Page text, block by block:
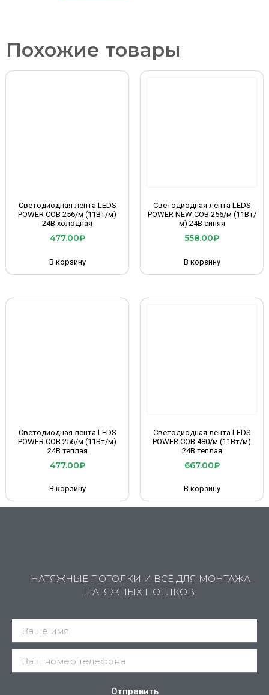
Похожие товары
Светодиодная лента LEDS
POWER COB 256/м (11Вт/м)
24В холодная
477.00₽
В корзину
Светодиодная лента LEDS
POWER NEW COB 256/м (11Вт/
м) 24В синяя
558.00₽
В корзину
Светодиодная лента LEDS
POWER COB 256/м (11Вт/м)
24В теплая
477.00₽
В корзину
Светодиодная лента LEDS
POWER COB 480/м (11Вт/м)
24В теплая
667.00₽
В корзину
НАТЯЖНЫЕ ПОТОЛКИ И ВСЁ ДЛЯ МОНТАЖА
НАТЯЖНЫХ ПОТЛКОВ
Отправить